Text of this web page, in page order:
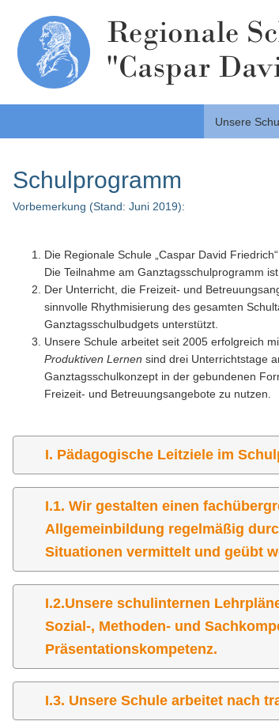
Regionale
"Caspar
Unsere
Schulprogramm
Vorbemerkung (Stand: Juni 2019):
Die Regionale Schule „Caspar David
Die Teilnahme am Ganztagsschulprogramm
Der Unterricht, die Freizeit- und
sinnvolle Rhythmisierung des gesamten
Ganztagsschulbudgets unterstützt.
Unsere Schule arbeitet seit 2005 erfolgreich
Produktiven Lernen sind drei Unterrichtstage
Ganztagsschulkonzept in der gebundenen
Freizeit- und Betreuungsangebote zu nutzen.
I. Pädagogische Leitziele im
I.1. Wir gestalten einen
Allgemeinbildung regelmäßig
Situationen vermittelt und geübt
I.2.Unsere schulinternen
Sozial-, Methoden- und
Präsentationskompetenz.
I.3. Unsere Schule arbeitet nach